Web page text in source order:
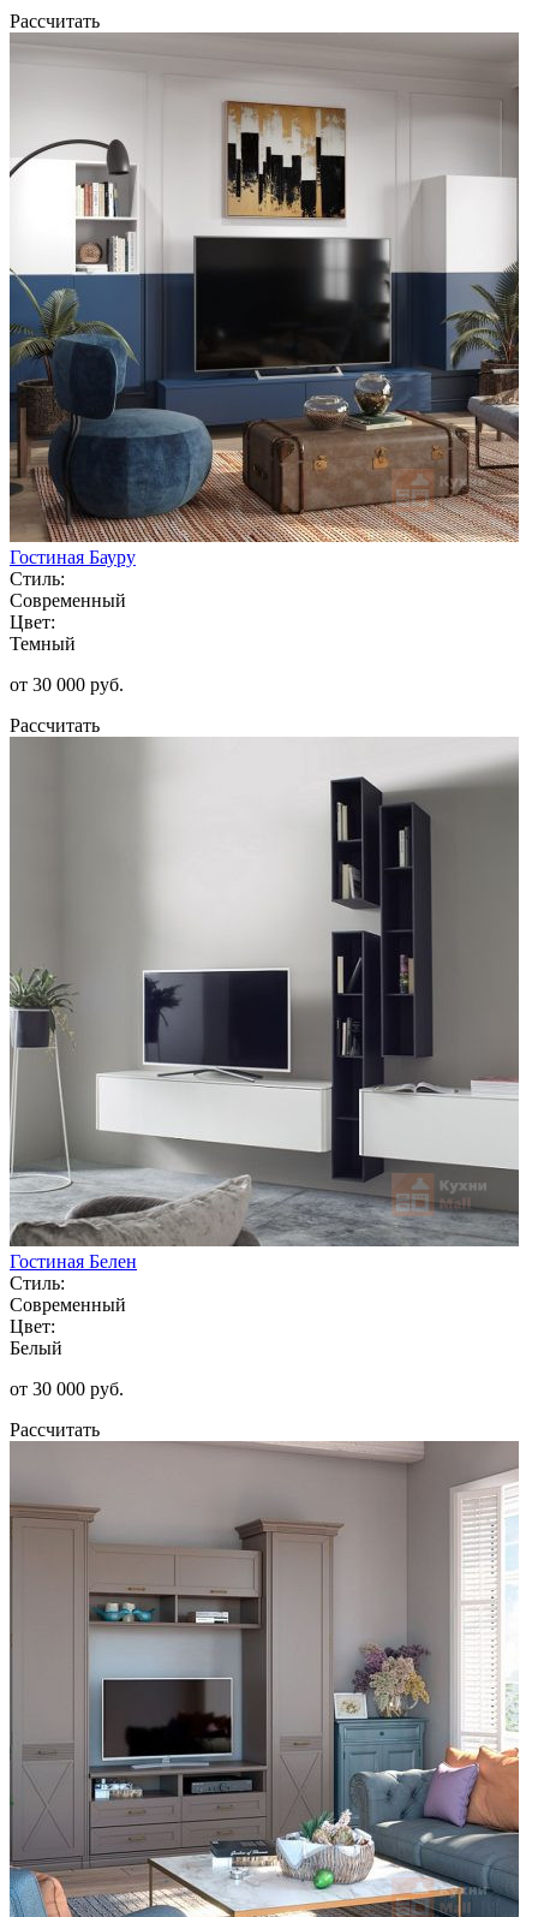
Рассчитать
Гостиная Бауру
Стиль:
Современный
Цвет:
Темный
от 30 000 руб.
Рассчитать
Гостиная Белен
Стиль:
Современный
Цвет:
Белый
от 30 000 руб.
Рассчитать